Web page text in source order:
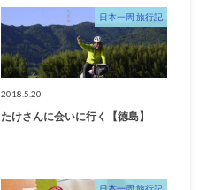
日本一周 旅行記
2018.5.20
たけさんに会いに行く【徳島】